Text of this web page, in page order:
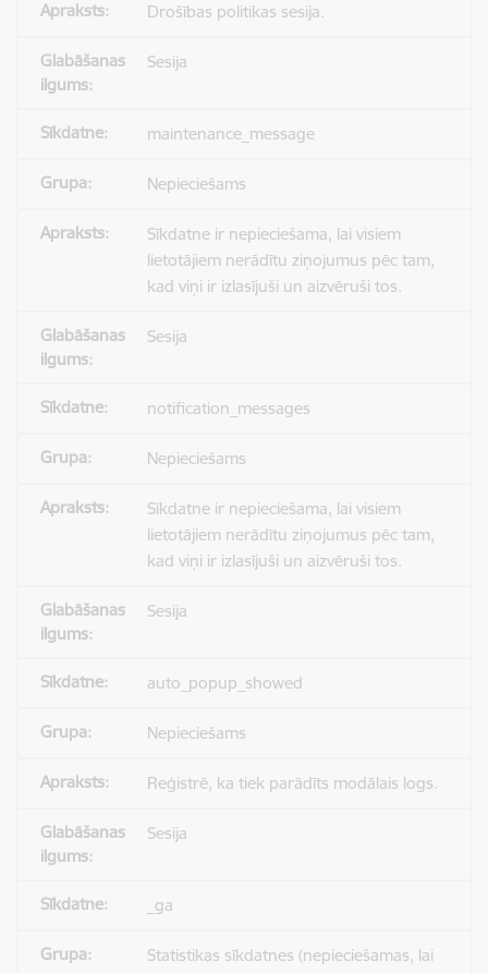
Drošības politikas sesija.
Sesija
maintenance_message
Nepieciešams
Sīkdatne ir nepieciešama, lai visiem
lietotājiem nerādītu ziņojumus pēc tam,
kad viņi ir izlasījuši un aizvēruši tos.
Sesija
notification_messages
Nepieciešams
Sīkdatne ir nepieciešama, lai visiem
lietotājiem nerādītu ziņojumus pēc tam,
kad viņi ir izlasījuši un aizvēruši tos.
Sesija
auto_popup_showed
Nepieciešams
Reģistrē, ka tiek parādīts modālais logs.
Sesija
_ga
Statistikas sīkdatnes (nepieciešamas, lai